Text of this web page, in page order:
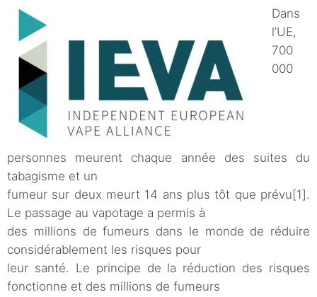
Dans
l’UE,
700
000
personnes meurent chaque année des suites du
tabagisme et un
fumeur sur deux meurt 14 ans plus tôt que prévu[1].
Le passage au vapotage a permis à
des millions de fumeurs dans le monde de réduire
considérablement les risques pour
leur santé. Le principe de la réduction des risques
fonctionne et des millions de fumeurs